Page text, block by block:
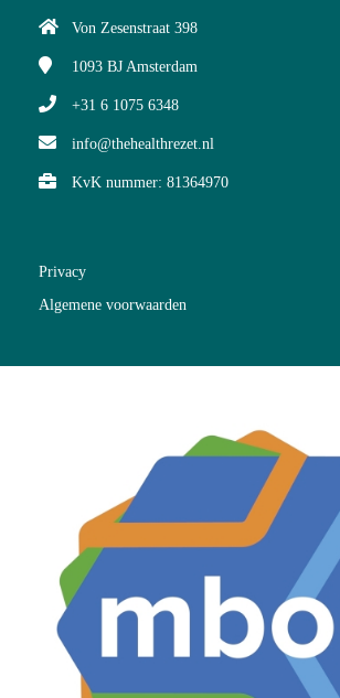
Von Zesenstraat 398
1093 BJ Amsterdam
+31 6 1075 6348
info@thehealthrezet.nl
KvK nummer: 81364970
Privacy
Algemene voorwaarden